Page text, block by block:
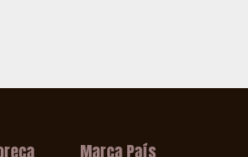
Marca País